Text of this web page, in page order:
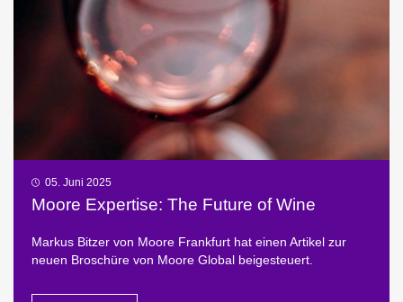
05. Juni 2025
Moore Expertise: The Future of Wine
Markus Bitzer von Moore Frankfurt hat einen Artikel zur
neuen Broschüre von Moore Global beigesteuert.